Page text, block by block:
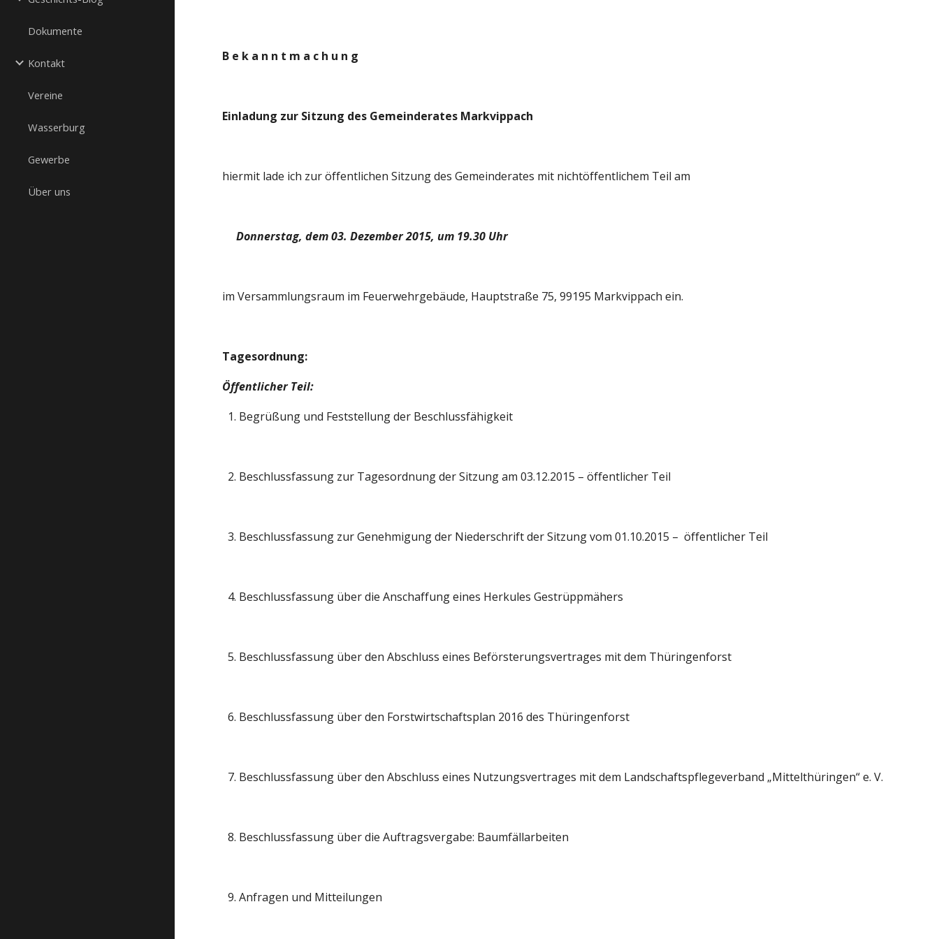
Dokumente
Kontakt
Vereine
Wasserburg
Gewerbe
Über uns
B e k a n n t m a c h u n g
Einladung zur Sitzung des Gemeinderates Markvippach
hiermit lade ich zur öffentlichen Sitzung des Gemeinderates mit nichtöffentlichem Teil am
Donnerstag, dem 03. Dezember 2015, um 19.30 Uhr
im Versammlungsraum im Feuerwehrgebäude, Hauptstraße 75, 99195 Markvippach ein.
Tagesordnung:
Öffentlicher Teil:
  1. Begrüßung und Feststellung der Beschlussfähigkeit
  2. Beschlussfassung zur Tagesordnung der Sitzung am 03.12.2015 – öffentlicher Teil
  3. Beschlussfassung zur Genehmigung der Niederschrift der Sitzung vom 01.10.2015 –  öffentlicher Teil
  4. Beschlussfassung über die Anschaffung eines Herkules Gestrüppmähers
  5. Beschlussfassung über den Abschluss eines Beförsterungsvertrages mit dem Thüringenforst
  6. Beschlussfassung über den Forstwirtschaftsplan 2016 des Thüringenforst
  7. Beschlussfassung über den Abschluss eines Nutzungsvertrages mit dem Landschaftspflegeverband „Mittelthüringen“ e. V.
  8. Beschlussfassung über die Auftragsvergabe: Baumfällarbeiten
  9. Anfragen und Mitteilungen